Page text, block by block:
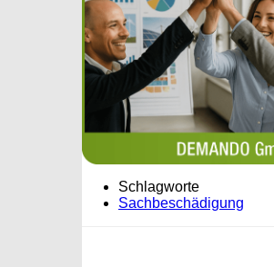
Schlagworte
Sachbeschädigung